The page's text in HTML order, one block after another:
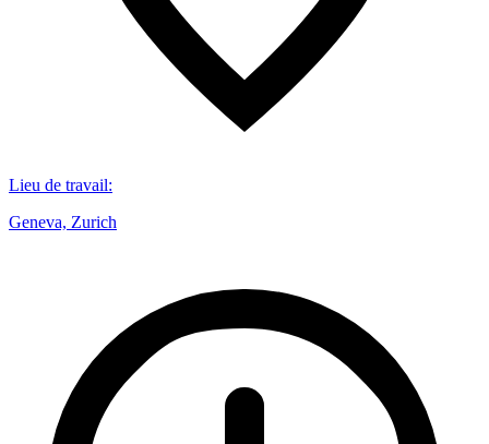
Lieu de travail:
Geneva, Zurich